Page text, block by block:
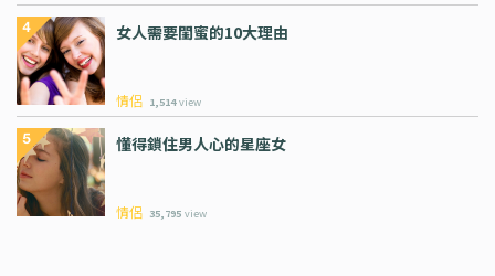
女人需要閨蜜的10大理由
情侶 1,514 view
懂得鎖住男人心的星座女
情侶 35,795 view